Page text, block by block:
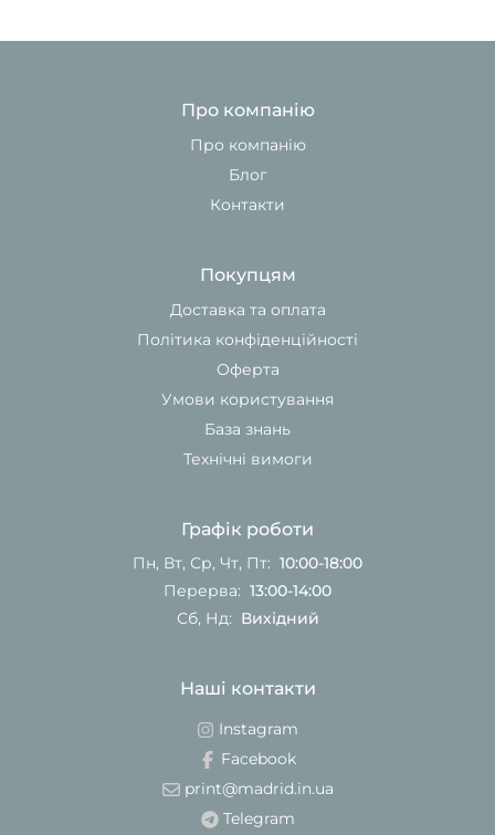
Про компанію
Про компанію
Блог
Контакти
Покупцям
Доставка та оплата
Політика конфіденційності
Оферта
Умови користування
База знань
Технічні вимоги
Графік роботи
Пн, Вт, Ср, Чт, Пт: 10:00-18:00
Перерва: 13:00-14:00
Сб, Нд: Вихідний
Наші контакти
Instagram
Facebook
print@madrid.in.ua
Telegram